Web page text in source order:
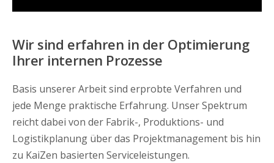
Wir sind erfahren in der Optimierung
Ihrer internen Prozesse
Basis unserer Arbeit sind erprobte Verfahren und
jede Menge praktische Erfahrung. Unser Spektrum
reicht dabei von der Fabrik-, Produktions- und
Logistikplanung über das Projektmanagement bis hin
zu KaiZen basierten Serviceleistungen.